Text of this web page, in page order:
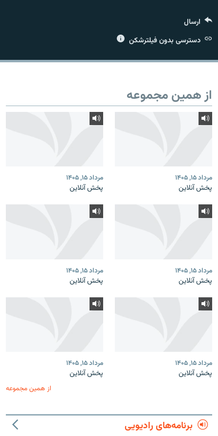
زبان‌های دیگر
ارسال
دسترسی بدون فیلترشکن
از همین مجموعه
مرداد ۱۵, ۱۴۰۵
پخش آنلاین
مرداد ۱۵, ۱۴۰۵
پخش آنلاین
مرداد ۱۵, ۱۴۰۵
پخش آنلاین
مرداد ۱۵, ۱۴۰۵
پخش آنلاین
مرداد ۱۵, ۱۴۰۵
پخش آنلاین
مرداد ۱۵, ۱۴۰۵
پخش آنلاین
از همین مجموعه
برنامه‌های رادیویی